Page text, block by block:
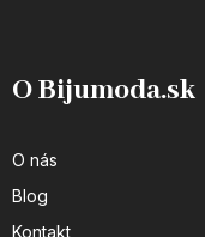
O Bijumoda.sk
O nás
Blog
Kontakt